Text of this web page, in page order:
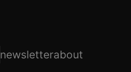
newsletterabout